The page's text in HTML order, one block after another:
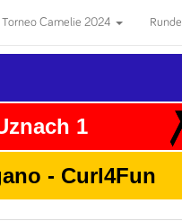
Torneo Camelie 2024 Runde
1
- Curl4Fun